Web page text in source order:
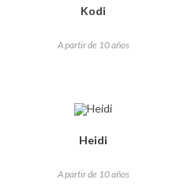
Kodi
A partir de 10 años
Heidi
A partir de 10 años